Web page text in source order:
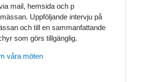
mail, hemsida och p
Uppföljande intervju på
och till en sammanfattande
som görs tillgänglig.
våra möten